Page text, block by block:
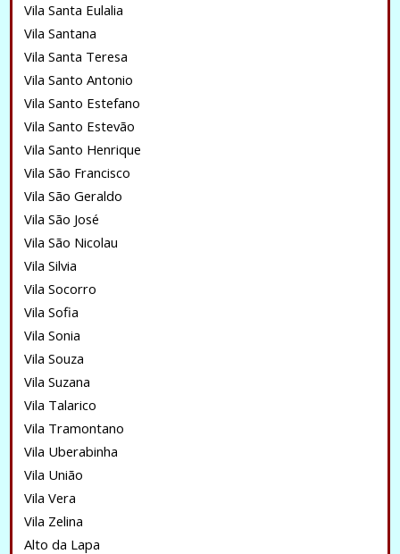
Vila Santa Eulalia
Vila Santana
Vila Santa Teresa
Vila Santo Antonio
Vila Santo Estefano
Vila Santo Estevão
Vila Santo Henrique
Vila São Francisco
Vila São Geraldo
Vila São José
Vila São Nicolau
Vila Silvia
Vila Socorro
Vila Sofia
Vila Sonia
Vila Souza
Vila Suzana
Vila Talarico
Vila Tramontano
Vila Uberabinha
Vila União
Vila Vera
Vila Zelina
Alto da Lapa